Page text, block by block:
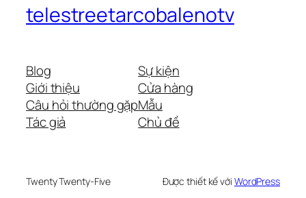
telestreetarcobalenotv
Blog
Giới thiệu
Câu hỏi thường gặp
Tác giả
Sự kiện
Cửa hàng
Mẫu
Chủ đề
Twenty Twenty-Five Được thiết kế với WordPress